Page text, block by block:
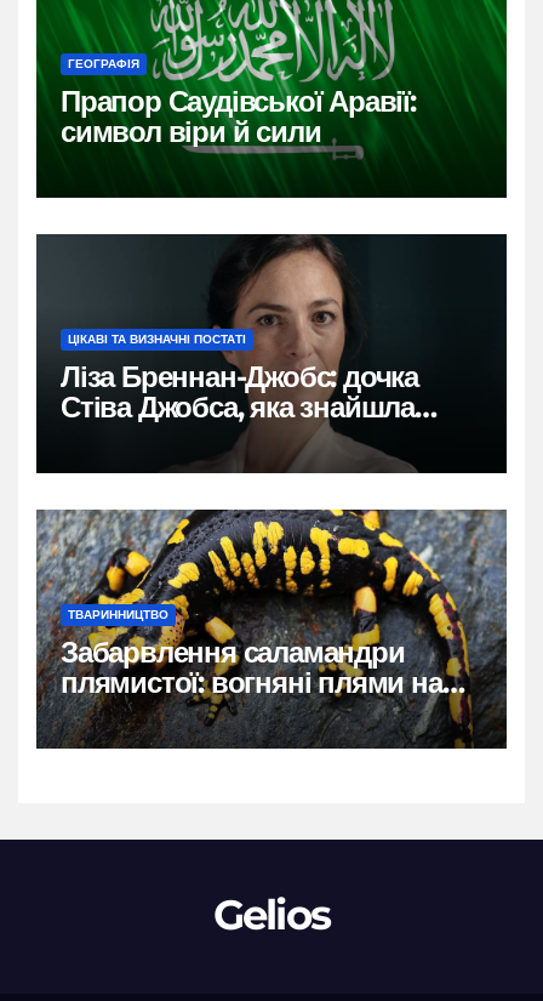
ГЕОГРАФІЯ
Прапор Саудівської Аравії:
символ віри й сили
ЦІКАВІ ТА ВИЗНАЧНІ ПОСТАТІ
Ліза Бреннан-Джобс: дочка
Стіва Джобса, яка знайшла
власний голос
ТВАРИННИЦТВО
Забарвлення саламандри
плямистої: вогняні плями на
чорному тлі
Gelios